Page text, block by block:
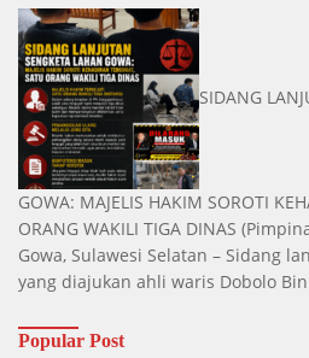
SIDANG
GOWA: MAJELIS HAKIM SOROTI
ORANG WAKILI TIGA DINAS
Gowa, Sulawesi Selatan – Sidang
yang diajukan ahli waris Dobolo
Popular Post